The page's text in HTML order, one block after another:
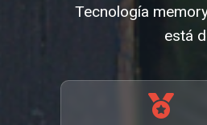
Tecnología
está